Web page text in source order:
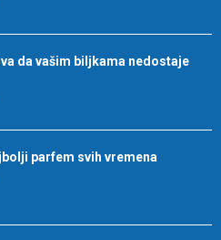
da vašim biljkama nedostaje
parfem svih vremena